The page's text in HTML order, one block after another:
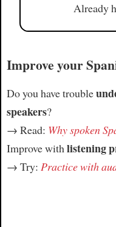
Already
Improve your
Do you have trouble
speakers?
→ Read: Why spoken
Improve with listening
→ Try: Practice with